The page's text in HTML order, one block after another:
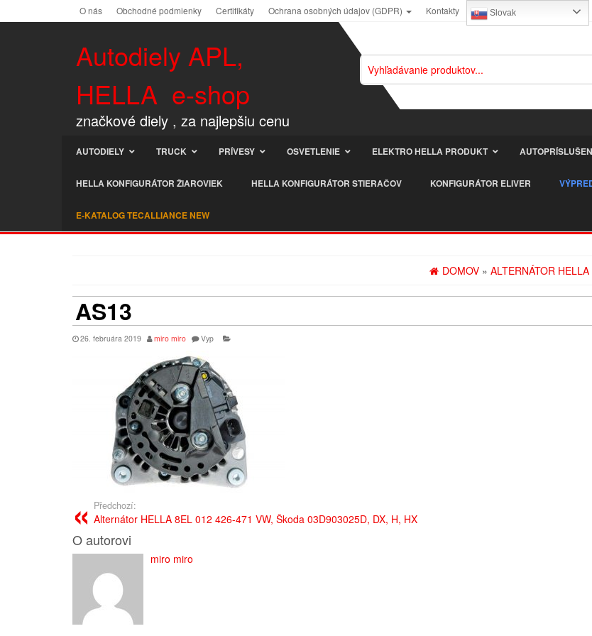
O nás Obchodné podmienky Certifikáty Ochrana osobných údajov (GDPR) Kontakty Slovak
Autodiely APL,
HELLA e-shop
značkové diely , za najlepšiu cenu
AUTODIELY TRUCK PRÍVESY OSVETLENIE ELEKTRO HELLA PRODUKT
HELLA KONFIGURÁTOR ŽIAROVIEK HELLA KONFIGURÁTOR STIERAČOV KONFIGURÁTOR ELIVER
E-KATALOG TECALLIANCE NEW
DOMOV » ALTERNÁTOR
AS13
26. februára 2019 miro miro Vyp
Předchozí:
Alternátor HELLA 8EL 012 426-471 VW, Škoda 03D903025D, DX, H, HX
O autorovi
miro miro